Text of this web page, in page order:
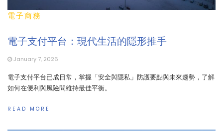
電子商務
電子支付平台：現代生活的隱形推手
January 7, 2026
電子支付平台已成日常，掌握「安全與隱私」防護要點與未來趨勢，了解
如何在便利與風險間維持最佳平衡。
READ MORE